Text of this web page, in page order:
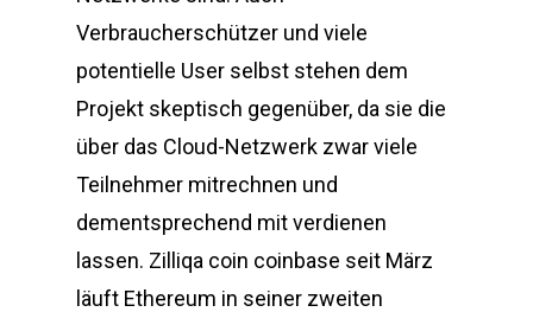
Verbraucherschützer und viele
potentielle User selbst stehen dem
Projekt skeptisch gegenüber, da sie die
über das Cloud-Netzwerk zwar viele
Teilnehmer mitrechnen und
dementsprechend mit verdienen
lassen. Zilliqa coin coinbase seit März
läuft Ethereum in seiner zweiten